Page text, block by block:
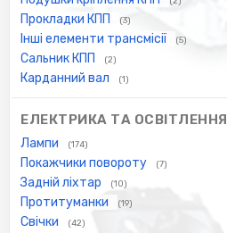
Прокладки КПП (3)
Інші елементи трансмісії (5)
Сальник КПП (2)
Карданний вал (1)
ЕЛЕКТРИКА ТА ОСВІТЛЕННЯ
Лампи (174)
Покажчики повороту (7)
Задній ліхтар (10)
Протитуманки (19)
Свічки (42)